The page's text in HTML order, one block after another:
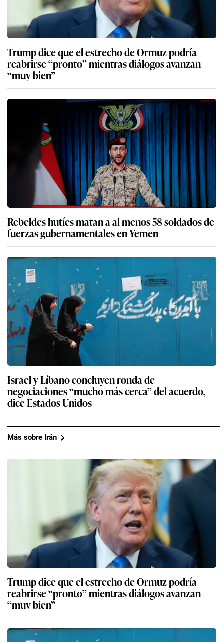
Trump dice que el estrecho de Ormuz podría
reabrirse “pronto” mientras diálogos avanzan
“muy bien”
Rebeldes hutíes matan a al menos 58 soldados de
fuerzas gubernamentales en Yemen
Israel y Líbano concluyen ronda de
negociaciones “mucho más cerca” del acuerdo,
dice Estados Unidos
Más sobre Irán
Trump dice que el estrecho de Ormuz podría
reabrirse “pronto” mientras diálogos avanzan
“muy bien”